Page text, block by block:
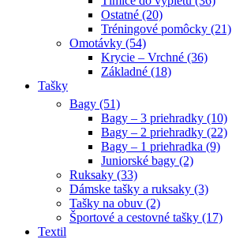
Ostatné (20)
Tréningové pomôcky (21)
Omotávky (54)
Krycie – Vrchné (36)
Základné (18)
Tašky
Bagy (51)
Bagy – 3 priehradky (10)
Bagy – 2 priehradky (22)
Bagy – 1 priehradka (9)
Juniorské bagy (2)
Ruksaky (33)
Dámske tašky a ruksaky (3)
Tašky na obuv (2)
Športové a cestovné tašky (17)
Textil